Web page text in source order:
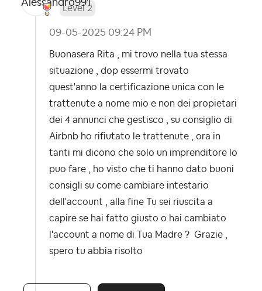
Level 2
‎09-05-2025 09:24 PM
Buonasera Rita , mi trovo nella tua stessa
situazione , dop essermi trovato
quest'anno la certificazione unica con le
trattenute a nome mio e non dei propietari
dei 4 annunci che gestisco , su consiglio di
Airbnb ho rifiutato le trattenute , ora in
tanti mi dicono che solo un imprenditore lo
puo fare , ho visto che ti hanno dato buoni
consigli su come cambiare intestario
dell'account , alla fine Tu sei riuscita a
capire se hai fatto giusto o hai cambiato
l'account a nome di Tua Madre ? Grazie ,
spero tu abbia risolto